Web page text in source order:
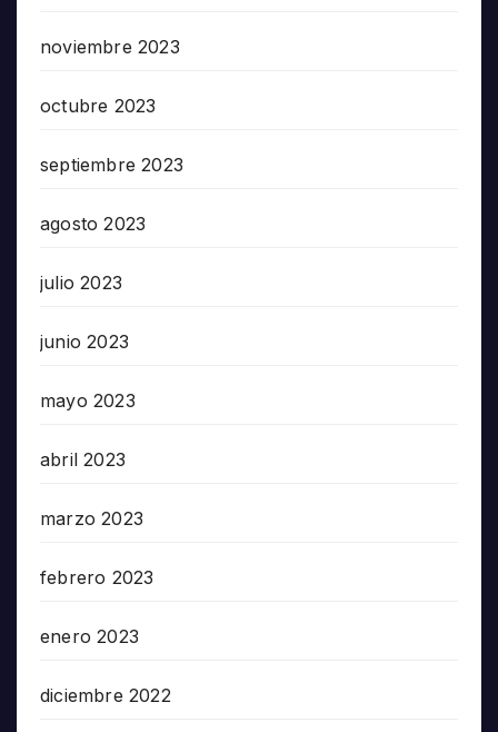
noviembre 2023
octubre 2023
septiembre 2023
agosto 2023
julio 2023
junio 2023
mayo 2023
abril 2023
marzo 2023
febrero 2023
enero 2023
diciembre 2022